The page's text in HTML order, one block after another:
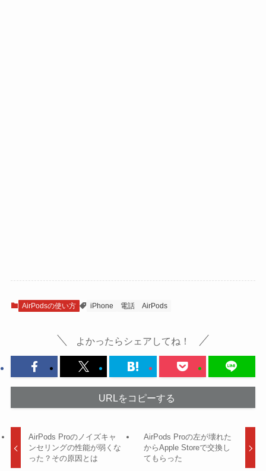
AirPodsの使い方 iPhone 電話 AirPods
よかったらシェアしてね！
URLをコピーする
AirPods Proのノイズキャ
ンセリングの性能が弱くな
った？その原因とは
AirPods Proの左が壊れた
からApple Storeで交換し
てもらった